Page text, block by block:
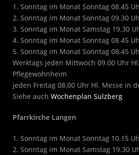
1. Sonntag im Monat Sonntag 08.45
2. Sonntag im Monat Sonntag 09.30
3. Sonntag im Monat Samstag 19.30
4. Sonntag im Monat Sonntag 08.45
5. Sonntag im Monat Sonntag 08.45
Werktags jeden Mittwoch 09.00 Uhr
Pflegewohnheim
jeden Freitag 08.00 Uhr Hl. Messe in
Siehe auchWochenplan Sulzberg
Pfarrkirche Langen
1. Sonntag im Monat Sonntag 10.15
2. Sonntag im Monat Samstag 19.30